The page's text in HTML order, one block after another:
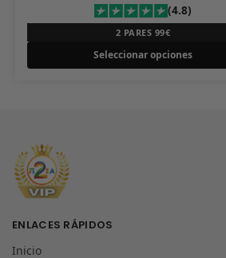
(4.8)
2 PARES 99€
Seleccionar opciones
ENLACES RÁPIDOS
Inicio